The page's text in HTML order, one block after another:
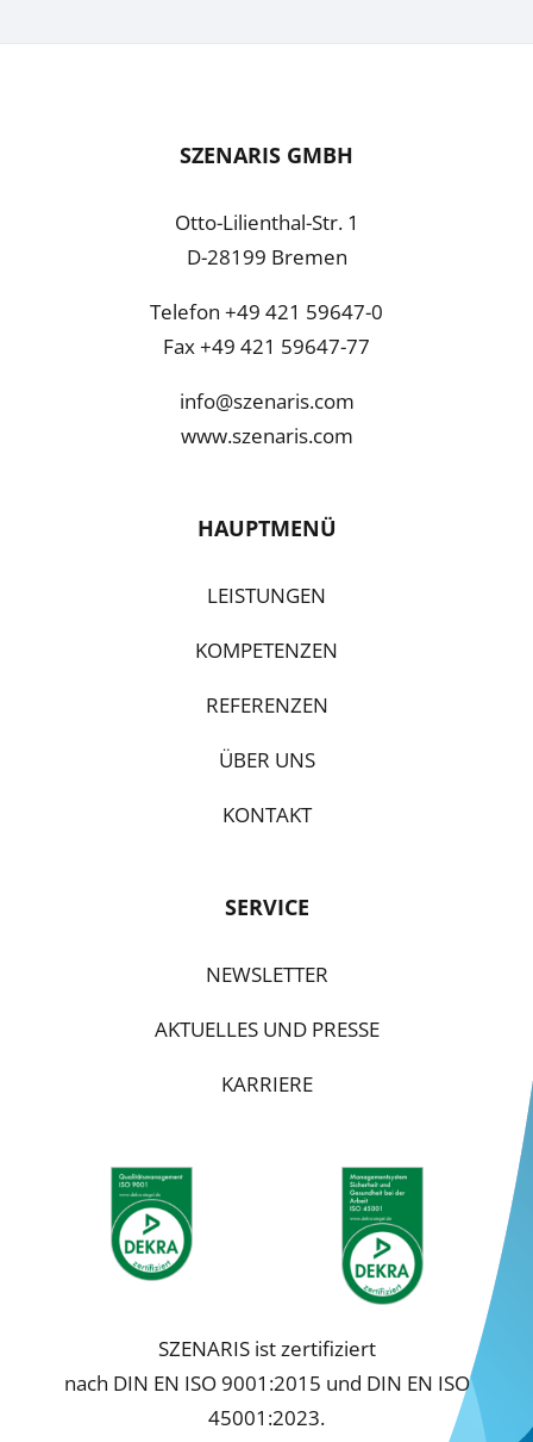
SZENARIS GMBH
Otto-Lilienthal-Str. 1
D-28199 Bremen
Telefon +49 421 59647-0
Fax +49 421 59647-77
info@szenaris.com
www.szenaris.com
HAUPTMENÜ
LEISTUNGEN
KOMPETENZEN
REFERENZEN
ÜBER UNS
KONTAKT
SERVICE
NEWSLETTER
AKTUELLES UND PRESSE
KARRIERE
SZENARIS ist zertifiziert
nach DIN EN ISO 9001:2015 und DIN EN ISO
45001:2023.